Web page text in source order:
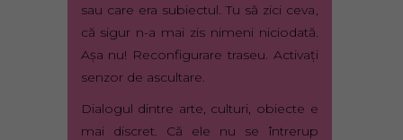
sau care era subiectul. Tu să zici ceva,
că sigur n-a mai zis nimeni niciodată.
Aşa nu! Reconfigurare traseu. Activaţi
senzor de ascultare.
Dialogul dintre arte, culturi, obiecte e
mai discret. Că ele nu se întrerup